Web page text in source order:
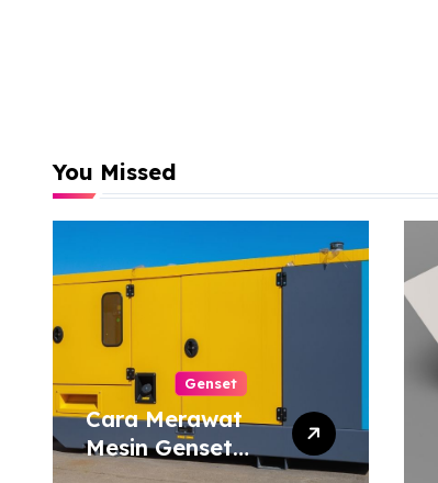
You Missed
Genset
Cara Merawat
Mesin Genset
agar Tahan Lama